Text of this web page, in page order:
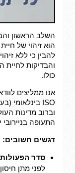
השלב הראשון
הוא זיהוי של
להבין כי ללא
והבדיקות לחיית
כולו.
אנו ממליצים
וברוב מדינות
התעופה
דגשים חשובים:
סדר
לפני מתן